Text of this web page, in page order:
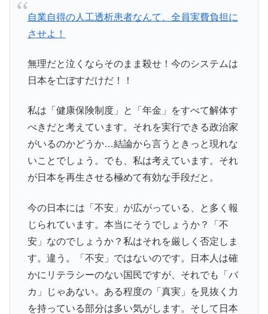
自業自得の人工透析患者なんて、全員実費負担に
させよ！
無理だと泣くならそのまま殺せ！今のシステムは
日本を亡ぼすだけだ！！
私は「健康保険制度」と「年金」をすべて解体す
べきだと考えています。それを実行できる政治家
がいるのかどうか…結論から言うときっと現れな
いことでしょう。でも、私は考えています。それ
が日本を再生させる極めて有効な手段だと。
今の日本には「不安」が広がっている、と多く報
じられています。本当にそうでしょうか？「不
安」なのでしょうか？私はそれを厳しく否定しま
す。違う。「不安」ではないのです。日本人は確
かにリテラシーのない国民ですが、それでも「バ
カ」じゃあない。ある程度の「真実」を見抜く力
を持っている部分は多い気がします。そして日本